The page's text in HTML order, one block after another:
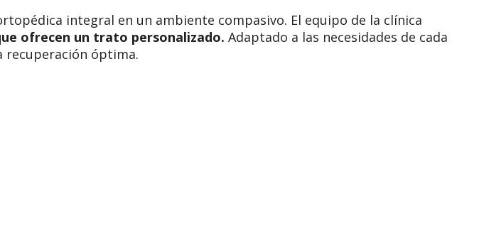
integral en un ambiente compasivo. El equipo de la clínica
ofrecen un trato personalizado. Adaptado a las necesidades de cada
recuperación óptima.